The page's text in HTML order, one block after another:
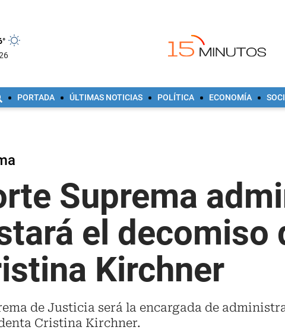
PORTADA ÚLTIMAS NOTICIAS POLÍTICA ECONOMÍA
Suprema
el decomiso
Kirchner
de Justicia será la encargada de
Cristina Kirchner.